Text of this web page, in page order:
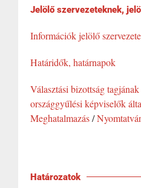
Jelölő szervezeteknek,
Információk jelölő
Határidők, határnapok
Választási bizottság
országgyűlési képviselők
Meghatalmazás/
Határozatok